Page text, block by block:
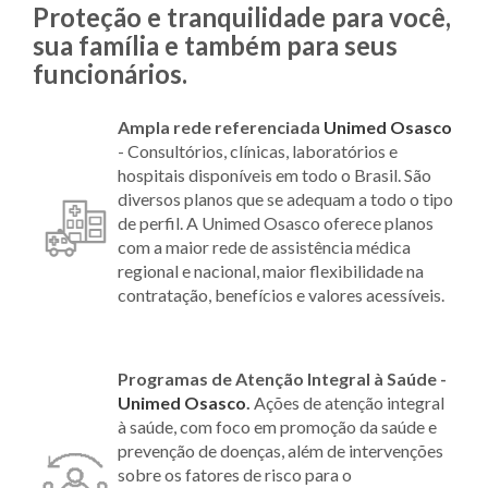
Proteção e tranquilidade para você,
sua família e também para seus
funcionários.
Ampla rede referenciada Unimed Osasco
- Consultórios, clínicas, laboratórios e
hospitais disponíveis em todo o Brasil. São
diversos planos que se adequam a todo o tipo
de perfil. A Unimed Osasco oferece planos
com a maior rede de assistência médica
regional e nacional, maior flexibilidade na
contratação, benefícios e valores acessíveis.
Programas de Atenção Integral à Saúde -
Unimed Osasco. Ações de atenção integral
à saúde, com foco em promoção da saúde e
prevenção de doenças, além de intervenções
sobre os fatores de risco para o